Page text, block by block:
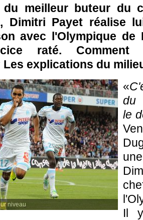
du meilleur buteur du
Dimitri Payet réalise
avec l'Olympique de
raté.
Les explications du
niveau
«
du
le
Il